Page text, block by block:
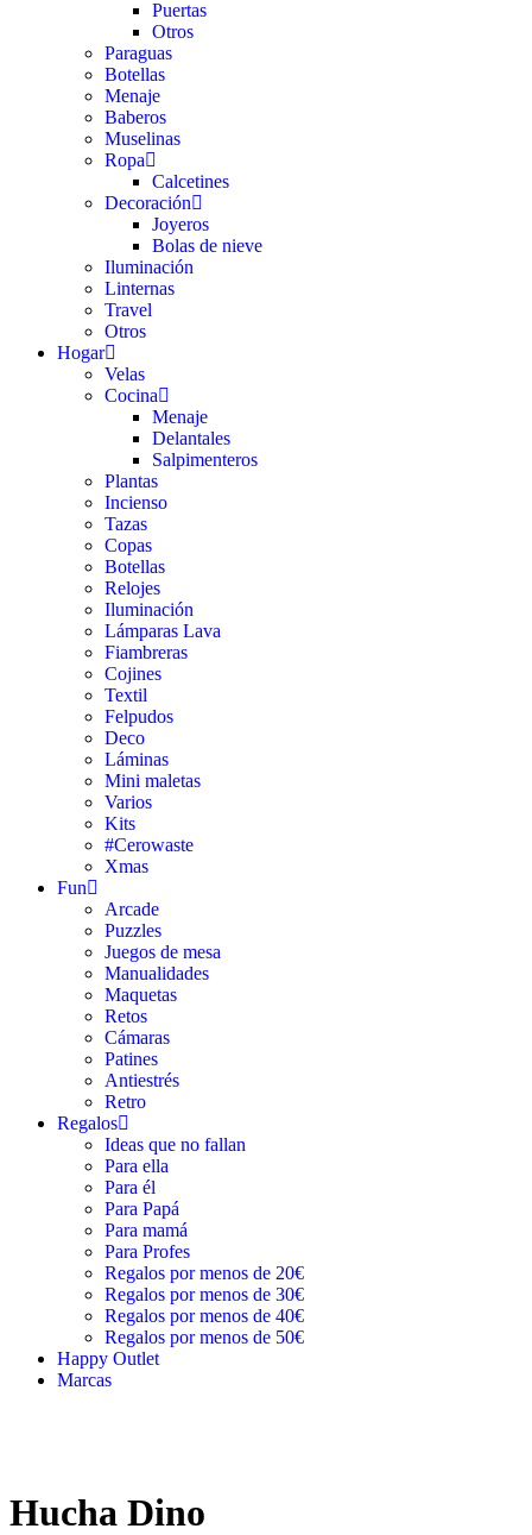
Puertas
Otros
Paraguas
Botellas
Menaje
Baberos
Muselinas
Ropa
Calcetines
Decoración
Joyeros
Bolas de nieve
Iluminación
Linternas
Travel
Otros
Hogar
Velas
Cocina
Menaje
Delantales
Salpimenteros
Plantas
Incienso
Tazas
Copas
Botellas
Relojes
Iluminación
Lámparas Lava
Fiambreras
Cojines
Textil
Felpudos
Deco
Láminas
Mini maletas
Varios
Kits
#Cerowaste
Xmas
Fun
Arcade
Puzzles
Juegos de mesa
Manualidades
Maquetas
Retos
Cámaras
Patines
Antiestrés
Retro
Regalos
Ideas que no fallan
Para ella
Para él
Para Papá
Para mamá
Para Profes
Regalos por menos de 20€
Regalos por menos de 30€
Regalos por menos de 40€
Regalos por menos de 50€
Happy Outlet
Marcas
Hucha Dino